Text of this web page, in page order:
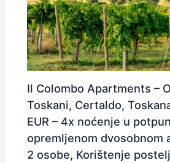
Il Colombo Apartments –
Toskani, Certaldo,
EUR – 4x noćenje u
opremljenom dvosobnom
2 osobe, Korištenje